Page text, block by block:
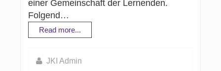
einer Gemeinschaft der Lernenden.
Folgend…
Read more...
JKI Admin